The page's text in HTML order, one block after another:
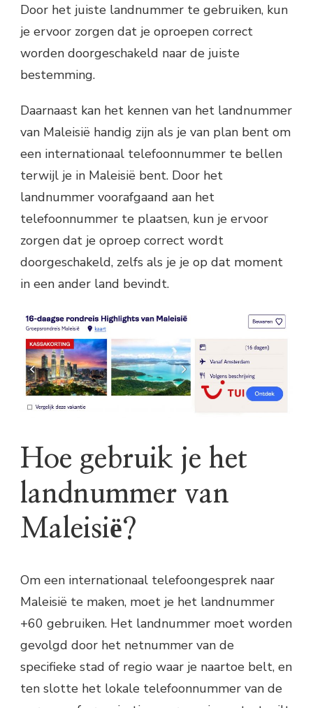
Door het juiste landnummer te gebruiken, kun
je ervoor zorgen dat je oproepen correct
worden doorgeschakeld naar de juiste
bestemming.
Daarnaast kan het kennen van het landnummer
van Maleisië handig zijn als je van plan bent om
een internationaal telefoonnummer te bellen
terwijl je in Maleisië bent. Door het
landnummer voorafgaand aan het
telefoonnummer te plaatsen, kun je ervoor
zorgen dat je oproep correct wordt
doorgeschakeld, zelfs als je je op dat moment
in een ander land bevindt.
Hoe gebruik je het
landnummer van
Maleisië?
Om een internationaal telefoongesprek naar
Maleisië te maken, moet je het landnummer
+60 gebruiken. Het landnummer moet worden
gevolgd door het netnummer van de
specifieke stad of regio waar je naartoe belt, en
ten slotte het lokale telefoonnummer van de